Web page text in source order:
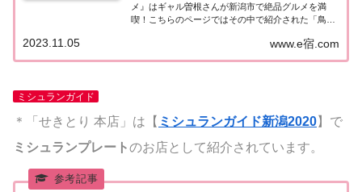
メ』はギャル曽根さんが新潟市で絶品グルメを満
喫！こちらのページではその中で紹介された「鳥専
ちら！新潟市「鳥専門店 せきとり」地元の人に「せ
っかくこの町に来たなら食べたほうがいいグル...
www.e宿.com
2023.11.05
ミシュランガイド
＊「せきとり 本店」は【 ミシュランガイド新潟2020】で
ミシュランプレートのお店として紹介されています。